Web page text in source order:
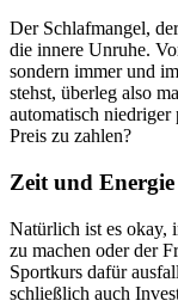
Der Schlafmangel,
die innere Unruhe.
sondern immer und
stehst, überleg also
automatisch niedriger
Preis zu zahlen?
Zeit und Energie
Natürlich ist es okay,
zu machen oder der
Sportkurs dafür
schließlich auch